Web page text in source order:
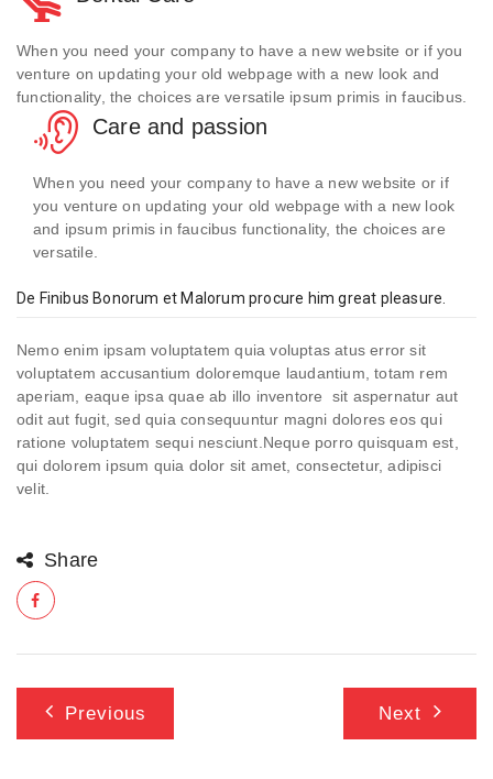
When you need your company to have a new website or if you
venture on updating your old webpage with a new look and
functionality, the choices are versatile ipsum primis in faucibus.
Care and passion
When you need your company to have a new website or if
you venture on updating your old webpage with a new look
and ipsum primis in faucibus functionality, the choices are
versatile.
De Finibus Bonorum et Malorum procure him great pleasure.
Nemo enim ipsam voluptatem quia voluptas atus error sit
voluptatem accusantium doloremque laudantium, totam rem
aperiam, eaque ipsa quae ab illo inventore sit aspernatur aut
odit aut fugit, sed quia consequuntur magni dolores eos qui
ratione voluptatem sequi nesciunt.Neque porro quisquam est,
qui dolorem ipsum quia dolor sit amet, consectetur, adipisci
velit.
Share
NavegaciónPrevious Next